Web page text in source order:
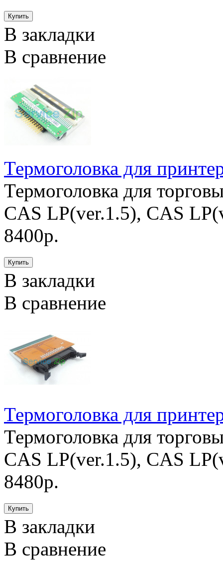
В закладки
В сравнение
Термоголовка для
Термоголовка для
CAS LP(ver.1.5), CAS
8400р.
В закладки
В сравнение
Термоголовка для
Термоголовка для
CAS LP(ver.1.5), CAS
8480р.
В закладки
В сравнение